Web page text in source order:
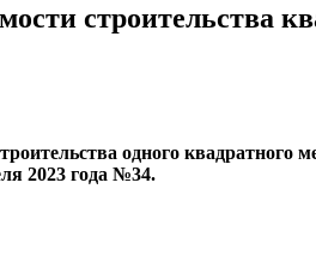
строительства
одного
2023 года №34.